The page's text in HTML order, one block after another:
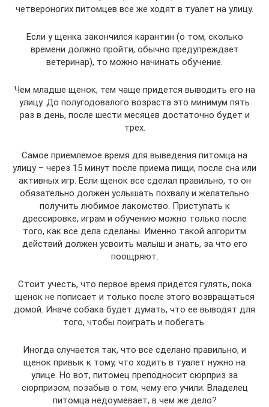
четвероногих питомцев все же ходят в туалет на улицу.
Если у щенка закончился карантин (о том, сколько
времени должно пройти, обычно предупреждает
ветеринар), то можно начинать обучение.
Чем младше щенок, тем чаще придется выводить его на
улицу. До полугодовалого возраста это минимум пять
раз в день, после шести месяцев достаточно будет и
трех.
Самое приемлемое время для выведения питомца на
улицу – через 15 минут после приема пищи, после сна или
активных игр. Если щенок все сделал правильно, то он
обязательно должен услышать похвалу и желательно
получить любимое лакомство. Приступать к
дрессировке, играм и обучению можно только после
того, как все дела сделаны. Именно такой алгоритм
действий должен усвоить малыш и знать, за что его
поощряют.
Стоит учесть, что первое время придется гулять, пока
щенок не пописает и только после этого возвращаться
домой. Иначе собака будет думать, что ее выводят для
того, чтобы поиграть и побегать.
Иногда случается так, что все сделано правильно, и
щенок привык к тому, что ходить в туалет нужно на
улице. Но вот, питомец преподносит сюрприз за
сюрпризом, позабыв о том, чему его учили. Владелец
питомца недоумевает, в чем же дело?